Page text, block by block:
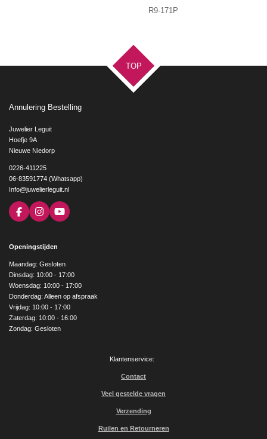
R9-171P
TOP
Annulering Bestelling
Juwelier Leguit
Hoefje 9A
Nieuwe Niedorp
0226-411225
06-83591774 (Whatsapp)
Info@juwelierleguit.nl
F
a
b
o
k
I
n
a
g
r
a
m
Y
o
e
Openingstijden
Maandag: Gesloten
Dinsdag: 10:00 - 17:00
Woensdag: 10:00 - 17:00
Donderdag: Alleen op afspraak
Vrijdag: 10:00 - 17:00
Zaterdag: 10:00 - 16:00
Zondag: Gesloten
Klantenservice:
Contact
Veel gestelde vragen
Verzending
Ruilen en Retourneren